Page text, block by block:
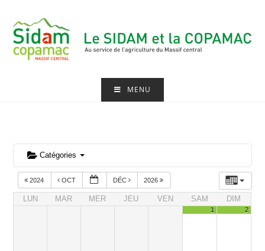
content
MENU
Catégories
2024 OCT DÉC 2026
LUN MAR MER JEU VEN SAM DIM
1 2